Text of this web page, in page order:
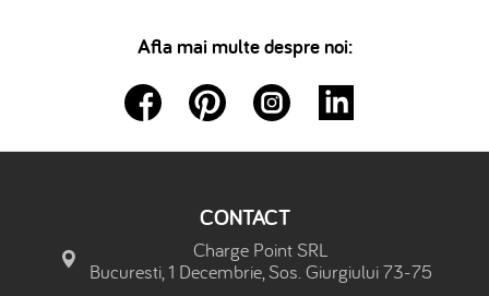
Afla mai multe despre noi:
CONTACT
Charge Point SRL
Bucuresti, 1 Decembrie, Sos. Giurgiului 73-75